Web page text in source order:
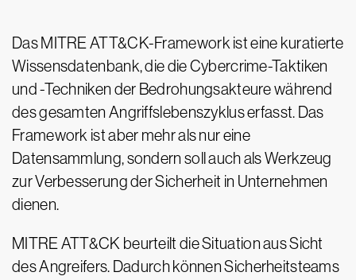
Das MITRE ATT&CK-Framework ist eine kuratierte
Wissensdatenbank, die die Cybercrime-Taktiken
und -Techniken der Bedrohungsakteure während
des gesamten Angriffslebenszyklus erfasst. Das
Framework ist aber mehr als nur eine
Datensammlung, sondern soll auch als Werkzeug
zur Verbesserung der Sicherheit in Unternehmen
dienen.
MITRE ATT&CK beurteilt die Situation aus Sicht
des Angreifers. Dadurch können Sicherheitsteams